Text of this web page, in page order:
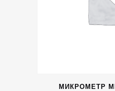
МИКРОМЕТР